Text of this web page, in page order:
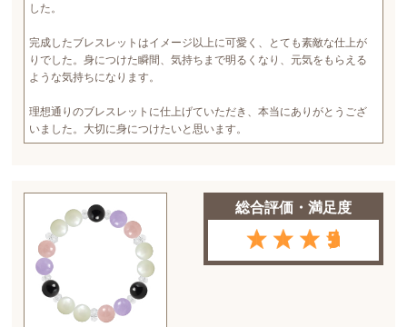
した。
完成したブレスレットはイメージ以上に可愛く、とても素敵な仕上が
りでした。身につけた瞬間、気持ちまで明るくなり、元気をもらえる
ような気持ちになります。
理想通りのブレスレットに仕上げていただき、本当にありがとうござ
いました。大切に身につけたいと思います。
総合評価・満足度
5